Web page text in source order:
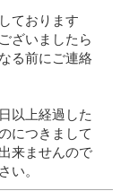
ております
ざいましたら
る前にご連絡
以上経過した
につきまして
来ませんので
い。